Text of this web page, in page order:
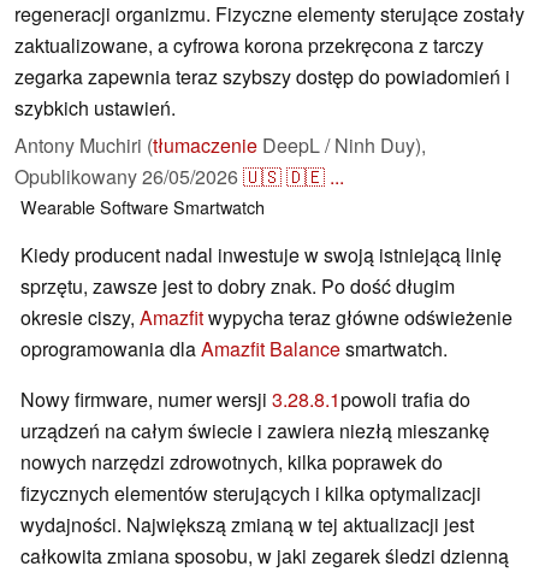
regeneracji organizmu. Fizyczne elementy sterujące zostały
zaktualizowane, a cyfrowa korona przekręcona z tarczy
zegarka zapewnia teraz szybszy dostęp do powiadomień i
szybkich ustawień.
Antony Muchiri (tłumaczenie DeepL / Ninh Duy),
Opublikowany26/05/2026🇺🇸🇩🇪 ...
WearableSoftwareSmartwatch
Kiedy producent nadal inwestuje w swoją istniejącą linię
sprzętu, zawsze jest to dobry znak. Po dość długim
okresie ciszy, Amazfitwypycha teraz główne odświeżenie
oprogramowania dlaAmazfit Balancesmartwatch.
Nowy firmware, numer wersji 3.28.8.1powoli trafia do
urządzeń na całym świecie i zawiera niezłą mieszankę
nowych narzędzi zdrowotnych, kilka poprawek do
fizycznych elementów sterujących i kilka optymalizacji
wydajności. Największą zmianą w tej aktualizacji jest
całkowita zmiana sposobu, w jaki zegarek śledzi dzienną